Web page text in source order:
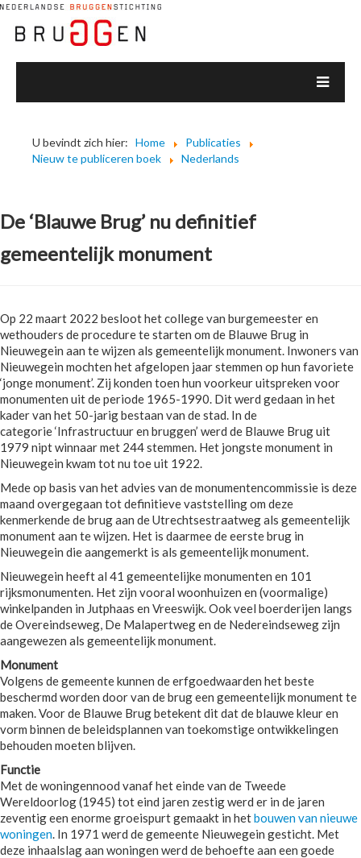
U bevindt zich hier: Home
Publicaties
Nieuw te publiceren boek
Nederlands
De ‘Blauwe Brug’ nu definitief
gemeentelijk monument
Op 22 maart 2022 besloot het college van burgemeester en
wethouders de procedure te starten om de Blauwe Brug in
Nieuwegein aan te wijzen als gemeentelijk monument. Inwoners van
Nieuwegein mochten het afgelopen jaar stemmen op hun favoriete
‘jonge monument’. Zij konden toen hun voorkeur uitspreken voor
monumenten uit de periode 1965-1990. Dit werd gedaan in het
kader van het 50-jarig bestaan van de stad. In de
categorie ‘Infrastructuur en bruggen’ werd de Blauwe Brug uit
1979 nipt winnaar met 244 stemmen. Het jongste monument in
Nieuwegein kwam tot nu toe uit 1922.
Mede op basis van het advies van de monumentencommissie is deze
maand overgegaan tot definitieve vaststelling om deze
kenmerkende de brug aan de Utrechtsestraatweg als gemeentelijk
monument aan te wijzen. Het is daarmee de eerste brug in
Nieuwegein die aangemerkt is als gemeentelijk monument.
Nieuwegein heeft al 41 gemeentelijke monumenten en 101
rijksmonumenten. Het zijn vooral woonhuizen en (voormalige)
winkelpanden in Jutphaas en Vreeswijk. Ook veel boerderijen langs
de Overeindseweg, De Malapertweg en de Nedereindseweg zijn
aangewezen als gemeentelijk monument.
Monument
Volgens de gemeente kunnen de erfgoedwaarden het beste
beschermd worden door van de brug een gemeentelijk monument te
maken. Voor de Blauwe Brug betekent dit dat de blauwe kleur en
vorm binnen de beleidsplannen van toekomstige ontwikkelingen
behouden moeten blijven.
Functie
Met de woningennood vanaf het einde van de Tweede
Wereldoorlog (1945) tot eind jaren zestig werd er in de jaren
zeventig een enorme groeispurt gemaakt in hetbouwen van nieuwe
woningen. In 1971 werd de gemeente Nieuwegein gesticht. Met
deze inhaalslag aan woningen werd de behoefte aan een goede